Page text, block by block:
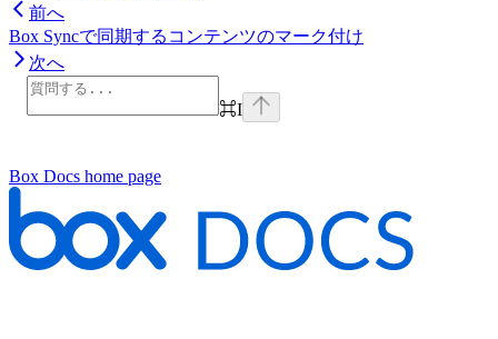
前へ
Box Syncで同期するコンテンツのマーク付け
次へ
⌘I
Box Docs home page